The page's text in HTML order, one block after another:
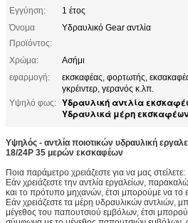
Εγγύηση:
1 έτος
Όνομα
Προϊόντος:
Υδραυλικό Gear αντλία
Χρώμα:
Ασήμι
εφαρμογή:
εκσκαφέας, φορτωτής,
γκρέιντερ, γερανός κ.λπ.
Υψηλό φως: Υδραυλική αντλία
Υδραυλικά μέρη εκσκαφέων
Υψηλός - αντλία ποιοτικών υδραυλική
18/24P 35 μερών εκσκαφέων
Ποια παράμετρο χρειάζεστε για να μας στείλετε:
Εάν χρειάζεστε την αντλία εργαλείων,
και το πρότυπο μηχανών, έτσι μπορούμε να το
Εάν χρειάζεστε τα μέρη υδραυλικών αντλιών,
μέγεθος του παπουτσιού εμβόλων, έτσι